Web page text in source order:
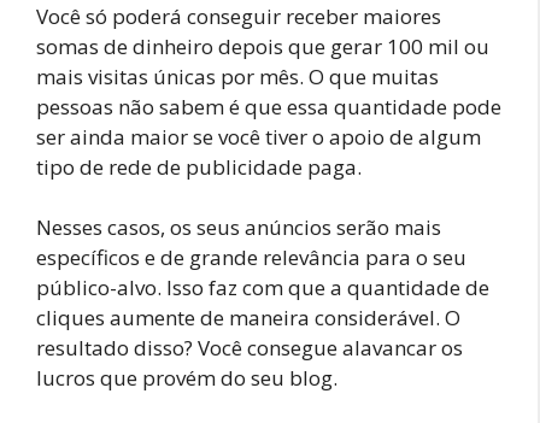
Você só poderá conseguir receber maiores
somas de dinheiro depois que gerar 100 mil ou
mais visitas únicas por mês. O que muitas
pessoas não sabem é que essa quantidade pode
ser ainda maior se você tiver o apoio de algum
tipo de rede de publicidade paga.
Nesses casos, os seus anúncios serão mais
específicos e de grande relevância para o seu
público-alvo. Isso faz com que a quantidade de
cliques aumente de maneira considerável. O
resultado disso? Você consegue alavancar os
lucros que provém do seu blog.